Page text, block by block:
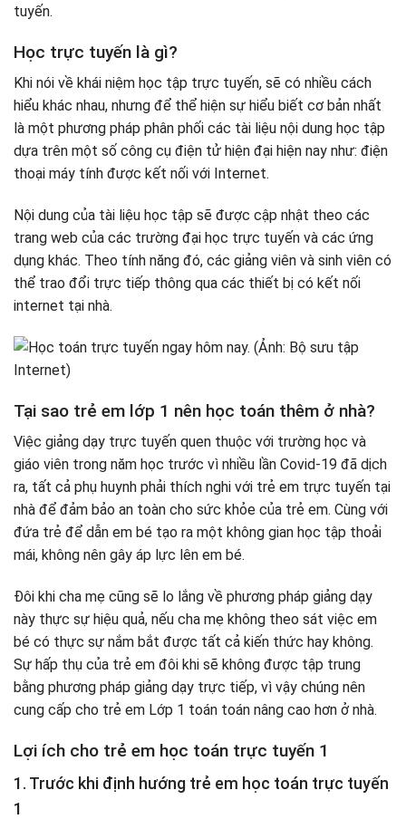
tuyến.
Học trực tuyến là gì?
Khi nói về khái niệm học tập trực tuyến, sẽ có nhiều cách
hiểu khác nhau, nhưng để thể hiện sự hiểu biết cơ bản nhất
là một phương pháp phân phối các tài liệu nội dung học tập
dựa trên một số công cụ điện tử hiện đại hiện nay như: điện
thoại máy tính được kết nối với Internet.
Nội dung của tài liệu học tập sẽ được cập nhật theo các
trang web của các trường đại học trực tuyến và các ứng
dụng khác. Theo tính năng đó, các giảng viên và sinh viên có
thể trao đổi trực tiếp thông qua các thiết bị có kết nối
internet tại nhà.
Tại sao trẻ em lớp 1 nên học toán thêm ở nhà?
Việc giảng dạy trực tuyến quen thuộc với trường học và
giáo viên trong năm học trước vì nhiều lần Covid-19 đã dịch
ra, tất cả phụ huynh phải thích nghi với trẻ em trực tuyến tại
nhà để đảm bảo an toàn cho sức khỏe của trẻ em. Cùng với
đứa trẻ để dẫn em bé tạo ra một không gian học tập thoải
mái, không nên gây áp lực lên em bé.
Đôi khi cha mẹ cũng sẽ lo lắng về phương pháp giảng dạy
này thực sự hiệu quả, nếu cha mẹ không theo sát việc em
bé có thực sự nắm bắt được tất cả kiến ​​thức hay không.
Sự hấp thụ của trẻ em đôi khi sẽ không được tập trung
bằng phương pháp giảng dạy trực tiếp, vì vậy chúng nên
cung cấp cho trẻ em Lớp 1 toán toán nâng cao hơn ở nhà.
Lợi ích cho trẻ em học toán trực tuyến 1
1. Trước khi định hướng trẻ em học toán trực tuyến
1